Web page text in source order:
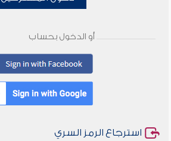
أو الدخول بحساب
استرجاع الرمز السري